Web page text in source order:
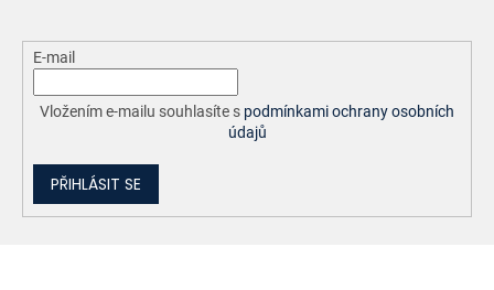
E-mail
Vložením e-mailu souhlasíte s podmínkami ochrany osobních
údajů
PŘIHLÁSIT SE